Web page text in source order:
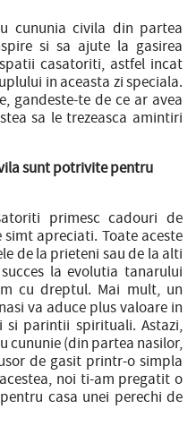
cununia civila din partea
si sa ajute la gasirea
casatoriti, astfel incat
in aceasta zi speciala.
gandeste-te de ce ar avea
sa le trezeasca amintiri
sunt potrivite pentru
primesc cadouri de
apreciati. Toate aceste
de la prieteni sau de la alti
la evolutia tanarului
cu dreptul. Mai mult, un
va aduce plus valoare in
parintii spirituali. Astazi,
cununie (din partea nasilor,
de gasit printr-o simpla
noi ti-am pregatit o
casa unei perechi de